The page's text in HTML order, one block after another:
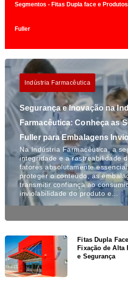
Segmentos - Fitas Dupla face e
Fuller
Indústria Farmacêutica
Segurança e Inovação na
Farmacêutica: Conheça as
Fuller para Embalagens
Na Indústria Farmacêutica, a
integridade e a rastreabilidade
fatores absolutamente
proteger o conteúdo, as
transmitir confiança ao
inviolabilidade do produto e…
Fitas Dupla
Fixação de Alta
e Segurança